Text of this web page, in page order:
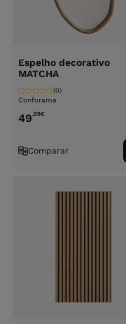
Espelho decorativo
MATCHA
Conforama
(0)
49,99€
Comparar